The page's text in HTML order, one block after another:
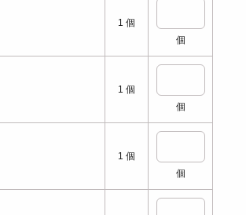
1 個
個
1 個
個
1 個
個